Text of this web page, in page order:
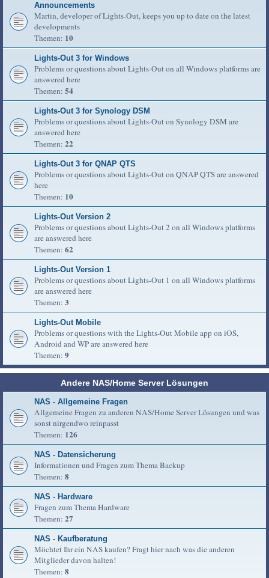
Announcements
Martin, developer of Lights-Out, keeps you up to date on the latest
developments
Themen: 10
Lights-Out 3 for Windows
Problems or questions about Lights-Out on all Windows platforms are
answered here
Themen: 54
Lights-Out 3 for Synology DSM
Problems or questions about Lights-Out on Synology DSM are
answered here
Themen: 22
Lights-Out 3 for QNAP QTS
Problems or questions about Lights-Out on QNAP QTS are answered
here
Themen: 10
Lights-Out Version 2
Problems or questions about Lights-Out 2 on all Windows platforms
are answered here
Themen: 62
Lights-Out Version 1
Problems or questions about Lights-Out 1 on all Windows platforms
are answered here
Themen: 3
Lights-Out Mobile
Problems or questions with the Lights-Out Mobile app on iOS,
Android and WP are answered here
Themen: 9
Andere NAS/Home Server Lösungen
NAS - Allgemeine Fragen
Allgemeine Fragen zu anderen NAS/Home Server Lösungen und was
sonst nirgendwo reinpasst
Themen: 126
NAS - Datensicherung
Informationen und Fragen zum Thema Backup
Themen: 8
NAS - Hardware
Fragen zum Thema Hardware
Themen: 27
NAS - Kaufberatung
Möchtet Ihr ein NAS kaufen? Fragt hier nach was die anderen
Mitglieder davon halten!
Themen: 8